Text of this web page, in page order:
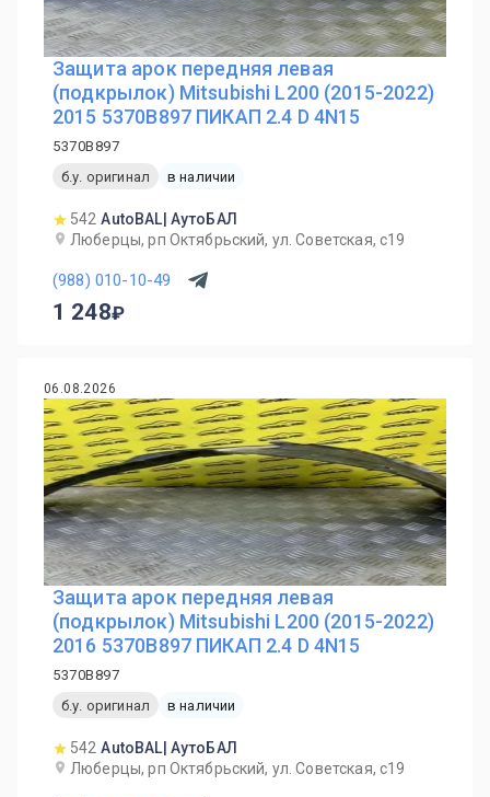
Защита арок передняя левая
(подкрылок) Mitsubishi L200 (2015-2022)
2015 5370B897 ПИКАП 2.4 D 4N15
5370B897
б.у. оригинал
в наличии
542 AutoBAL| АутоБАЛ
Люберцы, рп Октябрьский, ул. Советская, с19
(988) 010-10-49
1 248
06.08.2026
Защита арок передняя левая
(подкрылок) Mitsubishi L200 (2015-2022)
2016 5370B897 ПИКАП 2.4 D 4N15
5370B897
б.у. оригинал
в наличии
542 AutoBAL| АутоБАЛ
Люберцы, рп Октябрьский, ул. Советская, с19